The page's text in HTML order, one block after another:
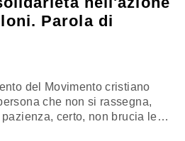
Parola di
del Movimento cristiano
che non si rassegna,
certo, non brucia le